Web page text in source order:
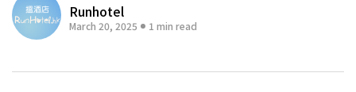
Runhotel
March 20, 2025 1 min read